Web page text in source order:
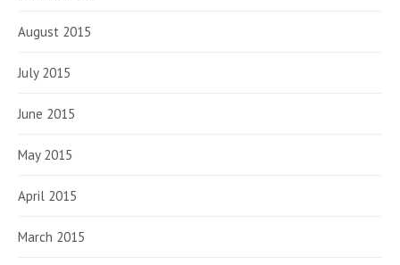
August 2015
July 2015
June 2015
May 2015
April 2015
March 2015